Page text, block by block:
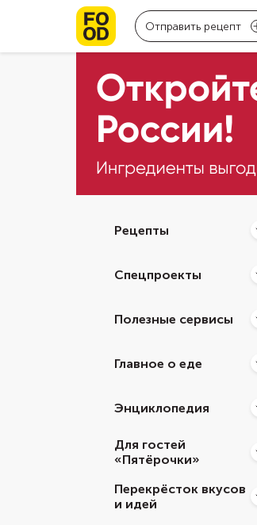
Отправить рецепт
Рецепты
Спецпроекты
Полезные сервисы
Главное о еде
Энциклопедия
Для гостей
«Пятёрочки»
Перекрёсток вкусов
и идей